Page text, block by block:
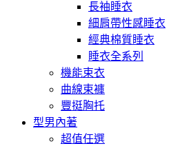
長袖睡衣
細肩帶性感睡衣
經典棉質睡衣
睡衣全系列
機能束衣
曲線束褲
豐挺胸托
型男內著
超值任選